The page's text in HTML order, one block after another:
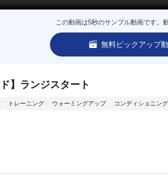
この動画は5秒のサンプル動画です。
無料ピックアップ
ド】ランジスタート
トレーニング ウォーミングアップ コンディショニング